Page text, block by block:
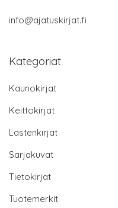
info@ajatuskirjat.fi
Kategoriat
Kaunokirjat
Keittokirjat
Lastenkirjat
Sarjakuvat
Tietokirjat
Tuotemerkit